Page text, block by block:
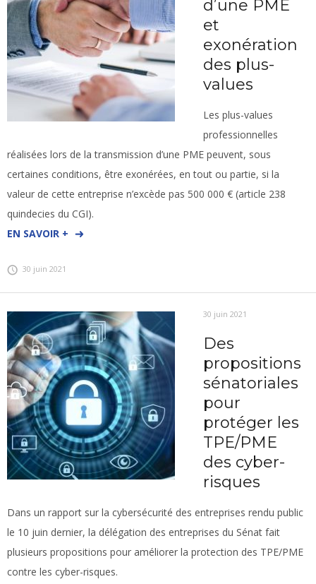
d’une PME
et
exonération
des plus-
values
Les plus-values
professionnelles
réalisées lors de la transmission d’une PME peuvent, sous
certaines conditions, être exonérées, en tout ou partie, si la
valeur de cette entreprise n’excède pas 500 000 € (article 238
quindecies du CGI).
EN SAVOIR +
30 juin 2021
30 juin 2021
Des
propositions
sénatoriales
pour
protéger les
TPE/PME
des cyber-
risques
Dans un rapport sur la cybersécurité des entreprises rendu public
le 10 juin dernier, la délégation des entreprises du Sénat fait
plusieurs propositions pour améliorer la protection des TPE/PME
contre les cyber-risques.